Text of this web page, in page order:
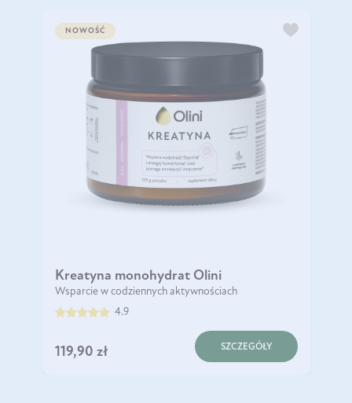
NOWOŚĆ
Kreatyna monohydrat Olini
Wsparcie w codziennych aktywnościach
4.9
119,90 zł SZCZEGÓŁY